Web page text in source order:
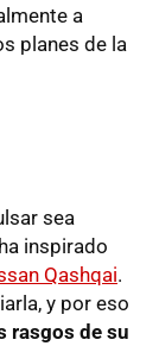
a
planes de la
sea
inspirado
Qashqai.
y por eso
rasgos de su